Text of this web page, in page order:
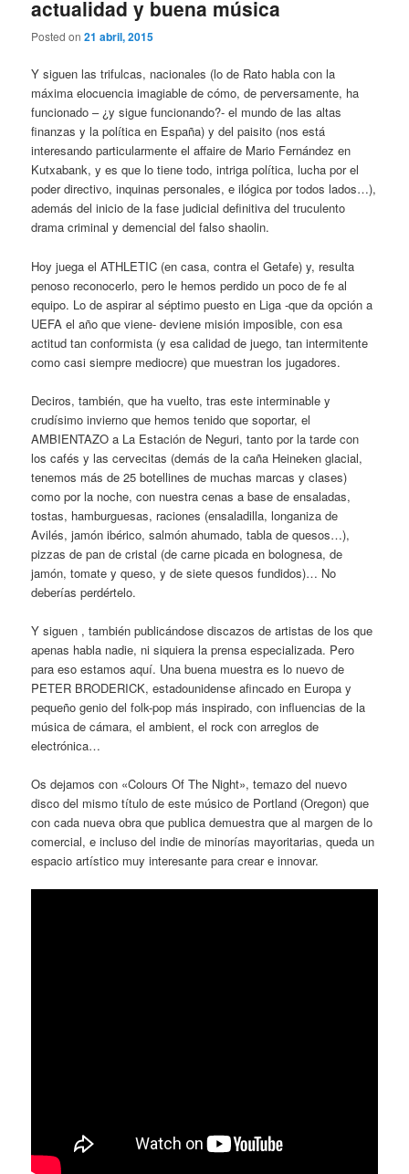
actualidad y buena música
Posted on21 abril, 2015
Y siguen las trifulcas, nacionales (lo de Rato habla con la
máxima elocuencia imagiable de cómo, de perversamente, ha
funcionado – ¿y sigue funcionando?- el mundo de las altas
finanzas y la política en España) y del paisito (nos está
interesando particularmente el affaire de Mario Fernández en
Kutxabank, y es que lo tiene todo, intriga política, lucha por el
poder directivo, inquinas personales, e ilógica por todos lados…),
además del inicio de la fase judicial definitiva del truculento
drama criminal y demencial del falso shaolin.
Hoy juega el ATHLETIC (en casa, contra el Getafe) y, resulta
penoso reconocerlo, pero le hemos perdido un poco de fe al
equipo. Lo de aspirar al séptimo puesto en Liga -que da opción a
UEFA el año que viene- deviene misión imposible, con esa
actitud tan conformista (y esa calidad de juego, tan intermitente
como casi siempre mediocre) que muestran los jugadores.
Deciros, también, que ha vuelto, tras este interminable y
crudísimo invierno que hemos tenido que soportar, el
AMBIENTAZO a La Estación de Neguri, tanto por la tarde con
los cafés y las cervecitas (demás de la caña Heineken glacial,
tenemos más de 25 botellines de muchas marcas y clases)
como por la noche, con nuestra cenas a base de ensaladas,
tostas, hamburguesas, raciones (ensaladilla, longaniza de
Avilés, jamón ibérico, salmón ahumado, tabla de quesos…),
pizzas de pan de cristal (de carne picada en bolognesa, de
jamón, tomate y queso, y de siete quesos fundidos)… No
deberías perdértelo.
Y siguen , también publicándose discazos de artistas de los que
apenas habla nadie, ni siquiera la prensa especializada. Pero
para eso estamos aquí. Una buena muestra es lo nuevo de
PETER BRODERICK, estadounidense afincado en Europa y
pequeño genio del folk-pop más inspirado, con influencias de la
música de cámara, el ambient, el rock con arreglos de
electrónica…
Os dejamos con «Colours Of The Night», temazo del nuevo
disco del mismo título de este músico de Portland (Oregon) que
con cada nueva obra que publica demuestra que al margen de lo
comercial, e incluso del indie de minorías mayoritarias, queda un
espacio artístico muy interesante para crear e innovar.